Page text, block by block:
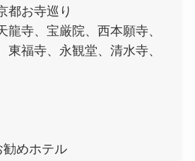
都お寺巡り
龍寺、宝厳院、西本願寺、
東福寺、永観堂、清水寺、
めホテル